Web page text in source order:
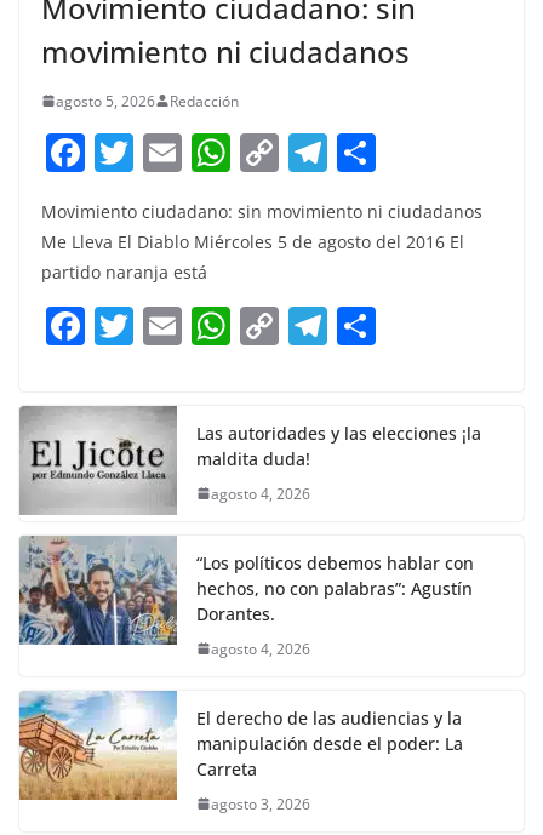
movimiento ni ciudadanos
agosto 5, 2026 Redacción
F
c
e
b
o
k
T
itt
er
E
ai
l
W
at
A
p
C
p
Li
n
T
e
gr
a
m
ar
Movimiento ciudadano: sin movimiento ni ciudadanos
Me Lleva El Diablo Miércoles 5 de agosto del 2016 El
partido naranja está
F
c
e
b
o
o
k
T
itt
er
E W
s
A
p
C
y
Li
k
T
gr e
Las autoridades y las elecciones ¡la
maldita duda!
agosto 4, 2026
“Los políticos debemos hablar con
hechos, no con palabras”: Agustín
Dorantes.
agosto 4, 2026
El derecho de las audiencias y la
manipulación desde el poder: La
Carreta
agosto 3, 2026